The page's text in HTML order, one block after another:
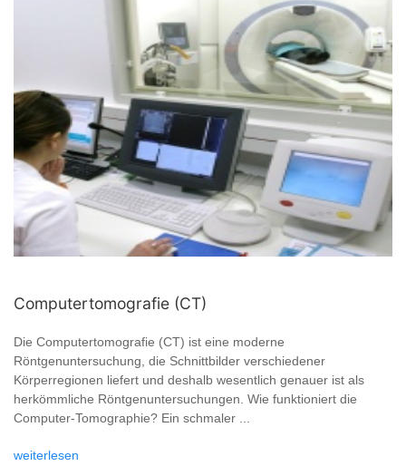
Computertomografie (CT)
Die Computertomografie (CT) ist eine moderne
Röntgenuntersuchung, die Schnittbilder verschiedener
Körperregionen liefert und deshalb wesentlich genauer ist als
herkömmliche Röntgenuntersuchungen. Wie funktioniert die
Computer-Tomographie? Ein schmaler ...
weiterlesen